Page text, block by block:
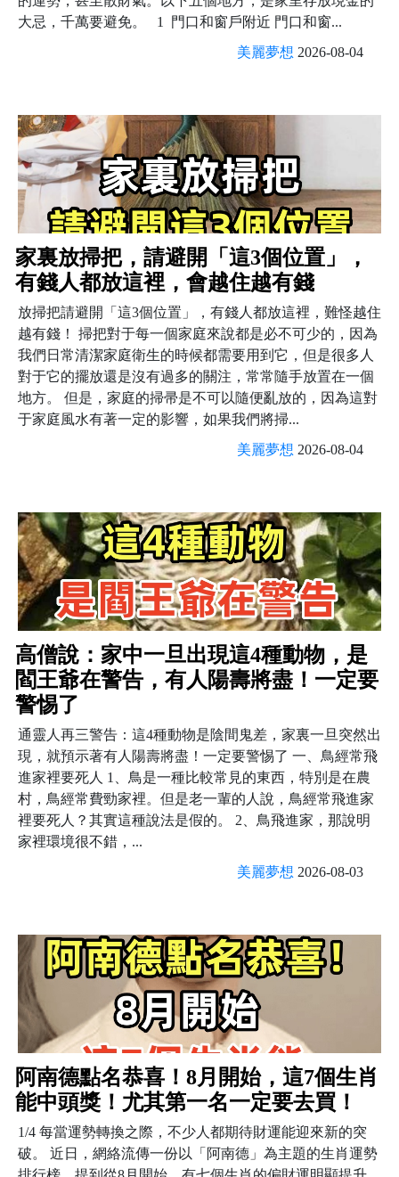
大忌，千萬要避免。 1 門口和窗戶附近 門口和窗...
美麗夢想 2026-08-04
家裏放掃把，請避開「這3個位置」，
有錢人都放這裡，會越住越有錢
放掃把請避開「這3個位置」，有錢人都放這裡，難怪越住
越有錢！ 掃把對于每一個家庭來說都是必不可少的，因為
我們日常清潔家庭衛生的時候都需要用到它，但是很多人
對于它的擺放還是沒有過多的關注，常常隨手放置在一個
地方。 但是，家庭的掃帚是不可以隨便亂放的，因為這對
于家庭風水有著一定的影響，如果我們將掃...
美麗夢想 2026-08-04
高僧說：家中一旦出現這4種動物，是
閻王爺在警告，有人陽壽將盡！一定要
警惕了
通靈人再三警告：這4種動物是陰間鬼差，家裏一旦突然出
現，就預示著有人陽壽將盡！一定要警惕了 一、鳥經常飛
進家裡要死人 1、鳥是一種比較常見的東西，特別是在農
村，鳥經常費勁家裡。但是老一輩的人說，鳥經常飛進家
裡要死人？其實這種說法是假的。 2、鳥飛進家，那說明
家裡環境很不錯，...
美麗夢想 2026-08-03
阿南德點名恭喜！8月開始，這7個生肖
能中頭獎！尤其第一名一定要去買！
1/4 每當運勢轉換之際，不少人都期待財運能迎來新的突
破。 近日，網絡流傳一份以「阿南德」為主題的生肖運勢